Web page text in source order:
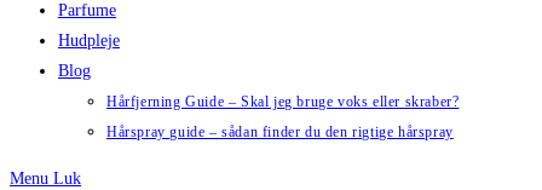
Parfume
Hudpleje
Blog
Hårfjerning Guide – Skal jeg bruge voks eller skraber?
Hårspray guide – sådan finder du den rigtige hårspray
Menu Luk